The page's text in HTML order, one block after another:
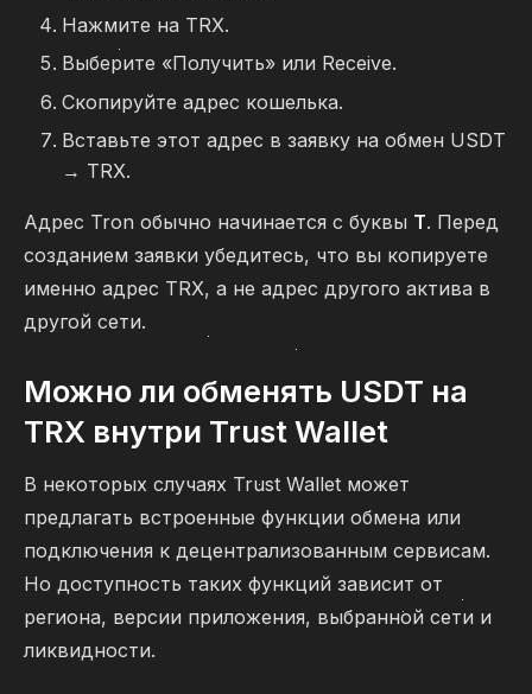
Нажмите на TRX.
Выберите «Получить» или Receive.
Скопируйте адрес кошелька.
Вставьте этот адрес в заявку на обмен USDT
→ TRX.
Адрес Tron обычно начинается с буквы T. Перед
созданием заявки убедитесь, что вы копируете
именно адрес TRX, а не адрес другого актива в
другой сети.
Можно ли обменять USDT на
TRX внутри Trust Wallet
В некоторых случаях Trust Wallet может
предлагать встроенные функции обмена или
подключения к децентрализованным сервисам.
Но доступность таких функций зависит от
региона, версии приложения, выбранной сети и
ликвидности.